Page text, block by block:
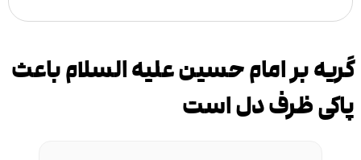
گریه بر امام حسین علیه السلام باعث
پاکی ظرف دل است